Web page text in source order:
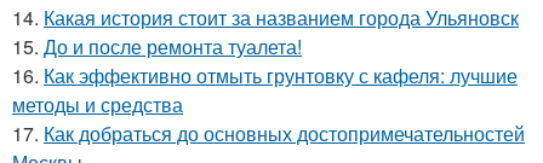
14. Какая история стоит за названием города Ульяновск
15. До и после ремонта туалета!
16. Как эффективно отмыть грунтовку с кафеля: лучшие
методы и средства
17. Как добраться до основных достопримечательностей